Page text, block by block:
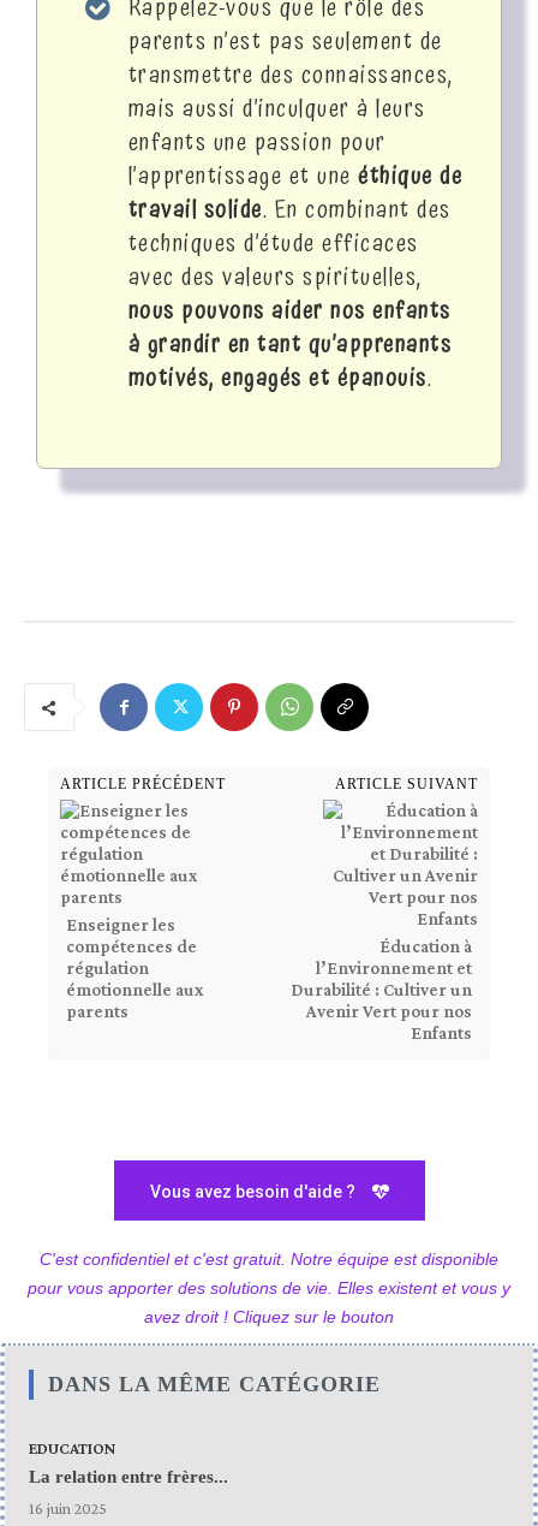
Rappelez-vous que le rôle des
parents n’est pas seulement de
transmettre des connaissances,
mais aussi d’inculquer à leurs
enfants une passion pour
l’apprentissage et une éthique de
travail solide. En combinant des
techniques d’étude efficaces
avec des valeurs spirituelles,
nous pouvons aider nos enfants
à grandir en tant qu’apprenants
motivés, engagés et épanouis.
ARTICLE PRÉCÉDENT
Enseigner les
compétences de
régulation
émotionnelle aux
parents
ARTICLE SUIVANT
Éducation à
l’Environnement et
Durabilité : Cultiver un
Avenir Vert pour nos
Enfants
Vous avez besoin d'aide ?
C'est confidentiel et c'est gratuit. Notre équipe est disponible
pour vous apporter des solutions de vie. Elles existent et vous y
avez droit ! Cliquez sur le bouton
DANS LA MÊME CATÉGORIE
EDUCATION
La relation entre frères...
16 juin 2025